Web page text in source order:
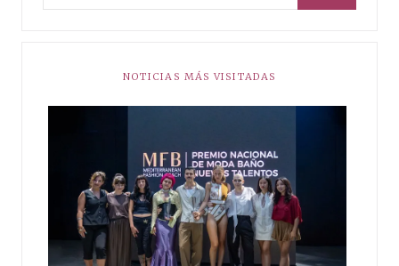
NOTICIAS MÁS VISITADAS